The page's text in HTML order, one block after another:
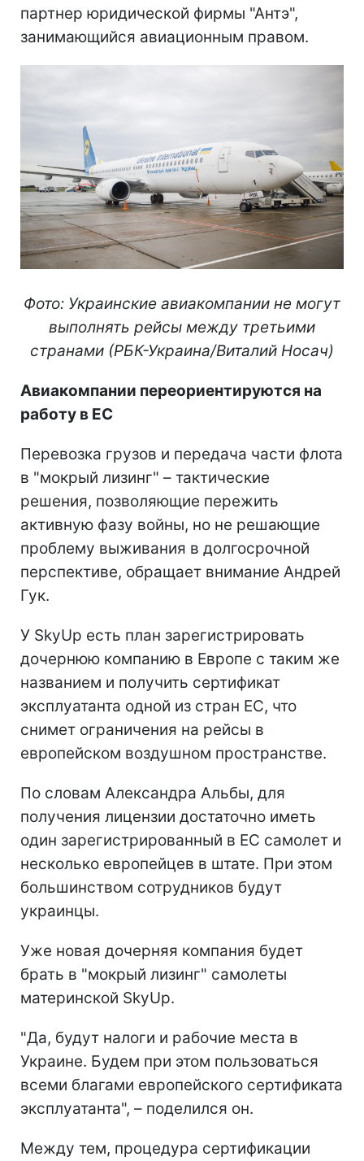
партнер юридической фирмы "Антэ",
занимающийся авиационным правом.
Фото: Украинские авиакомпании не могут
выполнять рейсы между третьими
странами (РБК-Украина/Виталий Носач)
Авиакомпании переориентируются на
работу в ЕС
Перевозка грузов и передача части флота
в "мокрый лизинг" – тактические
решения, позволяющие пережить
активную фазу войны, но не решающие
проблему выживания в долгосрочной
перспективе, обращает внимание Андрей
Гук.
У SkyUp есть план зарегистрировать
дочернюю компанию в Европе с таким же
названием и получить сертификат
эксплуатанта одной из стран ЕС, что
снимет ограничения на рейсы в
европейском воздушном пространстве.
По словам Александра Альбы, для
получения лицензии достаточно иметь
один зарегистрированный в ЕС самолет и
несколько европейцев в штате. При этом
большинством сотрудников будут
украинцы.
Уже новая дочерняя компания будет
брать в "мокрый лизинг" самолеты
материнской SkyUp.
"Да, будут налоги и рабочие места в
Украине. Будем при этом пользоваться
всеми благами европейского сертификата
эксплуатанта", – поделился он.
Между тем, процедура сертификации